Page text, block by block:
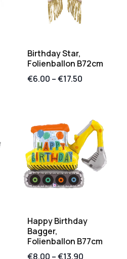
Birthday Star,
Folienballon B72cm
€6.00 –€17.50
Happy Birthday
Bagger,
Folienballon B77cm
€8.00 –€13.90